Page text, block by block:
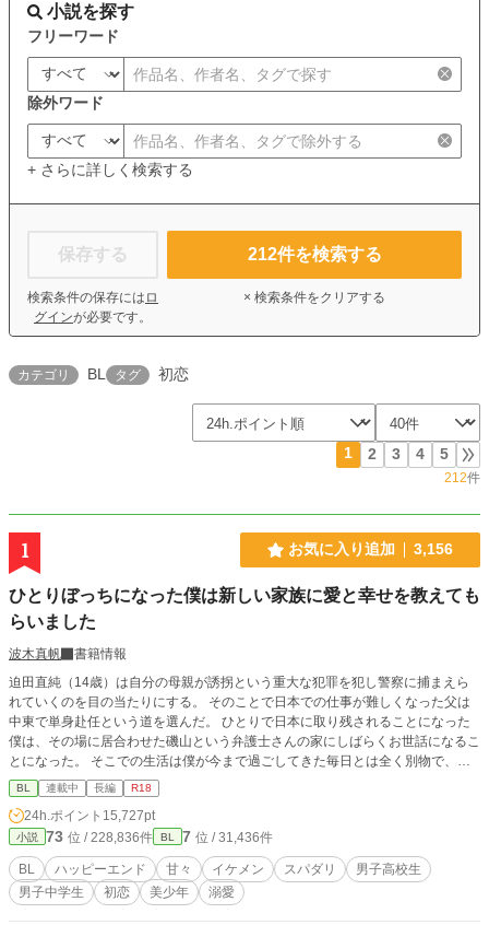
小説を探す
フリーワード
除外ワード
+ さらに詳しく検索する
保存する
検索条件の保存には ロ
グインが必要です。
212件を検索する
× 検索条件をクリアする
カテゴリ BL タグ 初恋
1 2 3 4 5
212件
1 お気に入り追加 3,156
ひとりぼっちになった僕は新しい家族に愛と幸せを教えても
らいました
波木真帆
書籍情報
迫田直純（14歳）は自分の母親が誘拐という重大な犯罪を犯し警察に捕まえら
れていくのを目の当たりにする。 そのことで日本での仕事が難しくなった父は
中東で単身赴任という道を選んだ。 ひとりで日本に取り残されることになった
僕は、その場に居合わせた磯山という弁護士さんの家にしばらくお世話になるこ
とになった。 そこでの生活は僕が今まで過ごしてきた毎日とは全く別物で、最
初は戸惑いつつも次第にこれが幸せなのかと感じるようになった。 そんな時、
磯山先生の甥っ子さんが一緒に暮らすようになって……。 母親に洗脳され抑圧
的な生活をしてきた直純と、直純に好意を持つ高校生の昇との可愛らしい恋のお
話です。 こちらは『歩けなくなったお荷物な僕がセレブなイケメン社長に甘々
なお世話されています』の中の脇カップルだったのですが、最近ものすごくこの
2人の出番が増えてきて主人公カップルの話が進まないので、直純が磯山先生宅
にお世話になるところから話を独立させることにしました。 とりあえずあちら
BL 連載中 長編 R18
24h.ポイント 15,727pt
小説 73 位 / 228,836件 BL 7 位 / 31,436件
BL ハッピーエンド 甘々 イケメン スパダリ
男子高校生
男子中学生
初恋 美少年 溺愛